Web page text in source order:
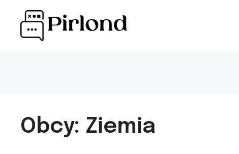
Obcy: Ziemia